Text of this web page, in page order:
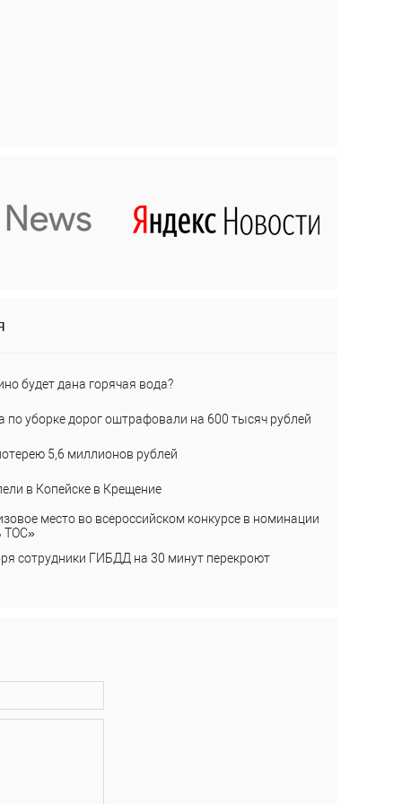
будет дана горячая вода?
по уборке дорог оштрафовали на 600 тысяч рублей
5,6 миллионов рублей
в Копейске в Крещение
место во всероссийском конкурсе в номинации
ТОС»
сотрудники ГИБДД на 30 минут перекроют